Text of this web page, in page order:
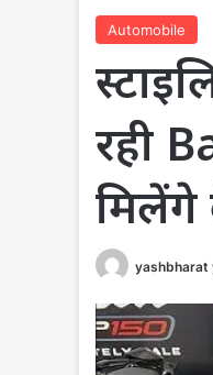
Automobile
रही
मिलेंगे
yashbharat